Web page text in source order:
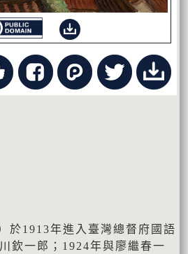
於1913年進入臺灣總督府國語
欽一郎；1924年與廖繼春一